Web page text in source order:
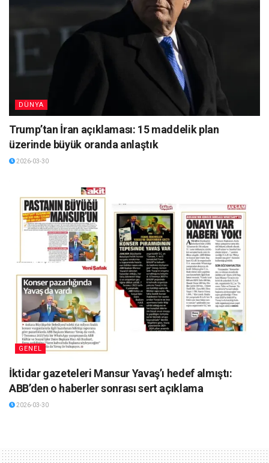
DÜNYA
Trump’tan İran açıklaması: 15 maddelik plan
üzerinde büyük oranda anlaştık
2026-03-30
GENEL
İktidar gazeteleri Mansur Yavaş’ı hedef almıştı:
ABB’den o haberler sonrası sert açıklama
2026-03-30